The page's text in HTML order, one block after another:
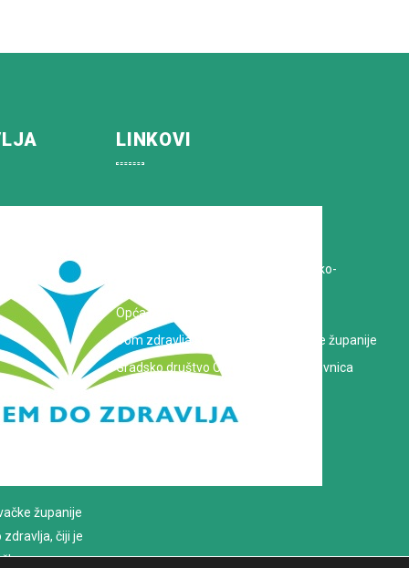
županije
čiji je
LINKOVI
Zavod za javno zdravstvo Koprivničko-
Opća bolnica dr. Tomislav Bardek
Dom zdravlja Koprivničko-križevačke županije
Gradsko društvo Crvenog križa Koprivnica